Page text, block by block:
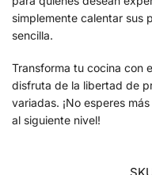
simplemente calentar sus
sencilla.
Transforma tu cocina con
disfruta de la libertad de
variadas. ¡No esperes
al siguiente nivel!